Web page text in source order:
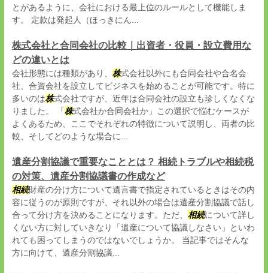
とがあるように、会社における最上位のルールとして機能しま
す。 定款は発起人（ほっきにん...
株式会社と合同会社の比較｜出資者・役員・設立費用な
どの違いとは
会社形態には種類があり、 株式会社以外にも合同会社や合名会
社、合資会社を設立してビジネスを始めることが可能です。特に
多いのは株式会社ですが、近年は合同会社の設立も珍しくなくな
りました。 「 株式会社か合同会社か」この選択で悩むケースが
よくあるため、ここでそれぞれの特徴について説明し、両者の比
較、そしてどのような場合に...
遺産分割協議で重要なこととは？ 相続トラブルや相続税
の対策、遺産分割協議書の作成など
相続財産の分け方について遺言書で指定されているときはその内
容に従うのが原則ですが、それ以外の場合は遺産分割協議で話し
合って分け方を決めることになります。ただ、 相続について詳し
くない方に対していきなり「遺産について協議しなさい」といわ
れても困ってしまうのではないでしょうか。 当記事ではそんな
方に向けて、遺産分割協議...